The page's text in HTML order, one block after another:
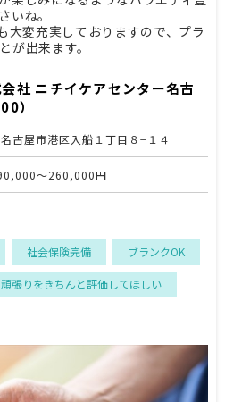
いね。
大変充実しておりますので、プラ
が出来ます。
社 ニチイケアセンター名古
）
古屋市港区入船１丁目８−１４
～260,000円
社会保険完備 ブランクOK
頑張りをきちんと評価してほしい